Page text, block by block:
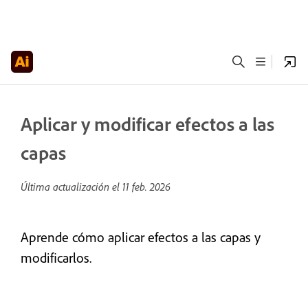
Aplicar y modificar efectos a las
capas
Última actualización el 11 feb. 2026
Aprende cómo aplicar efectos a las capas y
modificarlos.